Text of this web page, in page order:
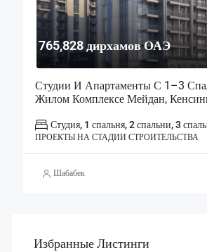
765,828 дирхамов ОАЭ
Студии И Апартаменты С 1–3
Жилом Комплексе Мейдан,
Студия, 1 спальня, 2 спальни, 3
ПРОЕКТЫ НА СТАДИИ СТРОИТЕЛЬСТВА
Шабабек
Избранные Листинги